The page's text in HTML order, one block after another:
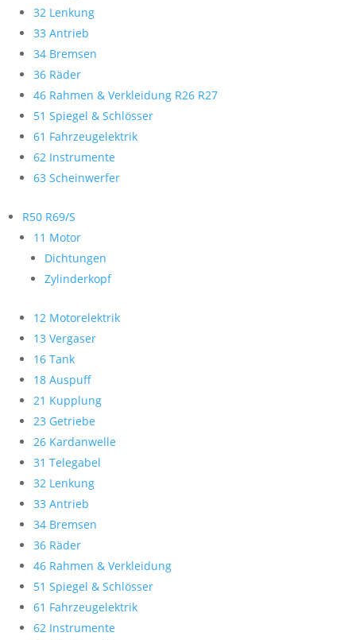
32 Lenkung
33 Antrieb
34 Bremsen
36 Räder
46 Rahmen & Verkleidung R26 R27
51 Spiegel & Schlösser
61 Fahrzeugelektrik
62 Instrumente
63 Scheinwerfer
R50 R69/S
11 Motor
Dichtungen
Zylinderkopf
12 Motorelektrik
13 Vergaser
16 Tank
18 Auspuff
21 Kupplung
23 Getriebe
26 Kardanwelle
31 Telegabel
32 Lenkung
33 Antrieb
34 Bremsen
36 Räder
46 Rahmen & Verkleidung
51 Spiegel & Schlösser
61 Fahrzeugelektrik
62 Instrumente